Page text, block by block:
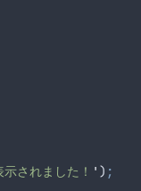
されました！ ' ) ;